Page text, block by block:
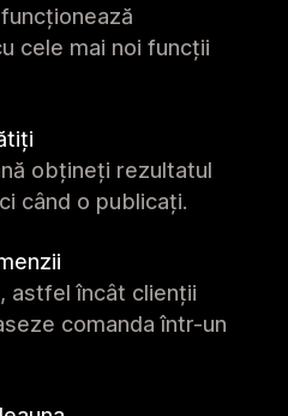
cele mai noi funcții
obțineți rezultatul
când o publicați.
astfel încât clienții
comanda într-un